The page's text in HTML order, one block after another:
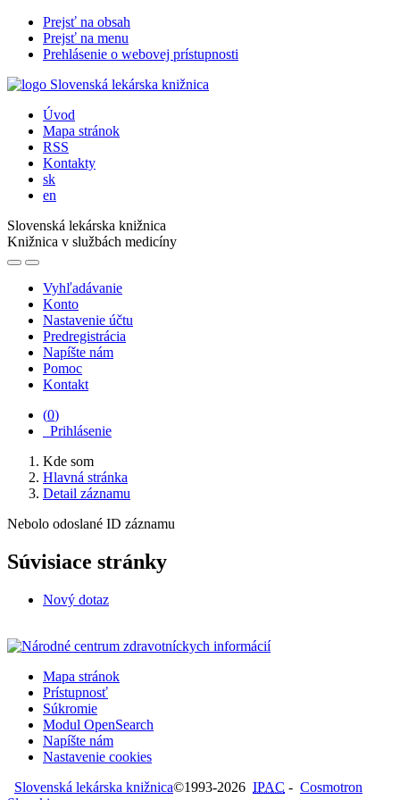
Prejsť na obsah
Prejsť na menu
Prehlásenie o webovej prístupnosti
Úvod
Mapa stránok
RSS
Kontakty
sk
en
Slovenská lekárska knižnica
Knižnica v službách medicíny
Vyhľadávanie
Konto
Nastavenie účtu
Predregistrácia
Napíšte nám
Pomoc
Kontakt
(0)
Prihlásenie
Kde som
Hlavná stránka
Detail záznamu
Nebolo odoslané ID záznamu
Súvisiace stránky
Nový dotaz
Mapa stránok
Prístupnosť
Súkromie
Modul OpenSearch
Napíšte nám
Nastavenie cookies
Slovenská lekárska knižnica©1993-2026 IPAC - Cosmotron